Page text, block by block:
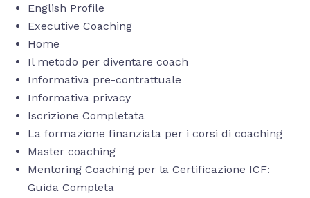
English Profile
Executive Coaching
Home
Il metodo per diventare coach
Informativa pre-contrattuale
Informativa privacy
Iscrizione Completata
La formazione finanziata per i corsi di coaching
Master coaching
Mentoring Coaching per la Certificazione ICF:
Guida Completa